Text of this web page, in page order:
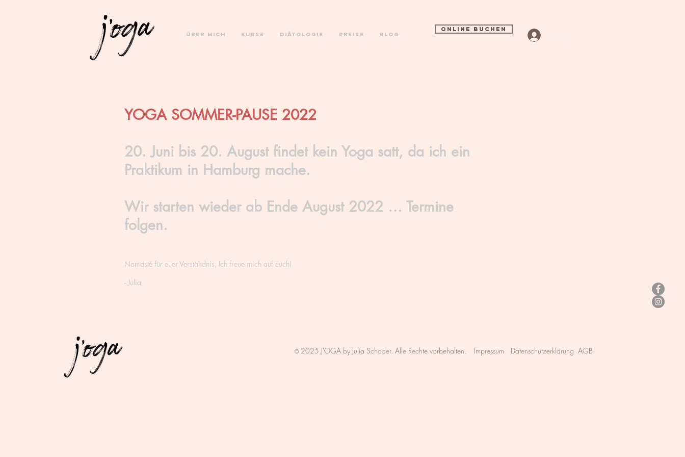
Über MICH Kurse Diätologie Preise Blog
ONLINE BUCHEN
YOGA SOMMER-PAUSE 2022
20. Juni bis 20. August findet kein Yoga satt, da ich ein
Praktikum in Hamburg mache.
Wir starten wieder ab Ende August 2022 … Termine
folgen.
Namasté für euer Verständnis, Ich freue mich auf euch!
- Julia
© 2025 J'OGA by Julia Schoder. Alle Rechte vorbehalten. AGB
Impressum Datenschutzerklärung